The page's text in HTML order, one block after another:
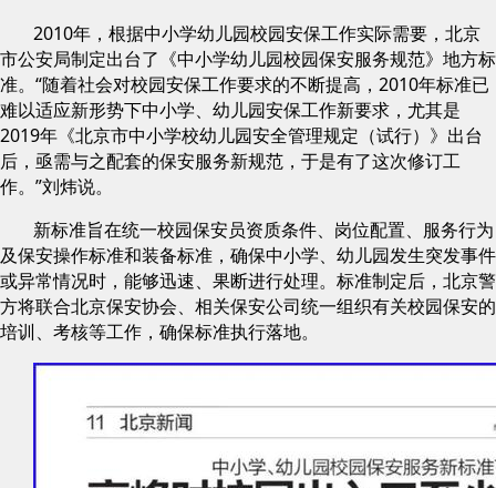
2010年，根据中小学幼儿园校园安保工作实际需要，北京
市公安局制定出台了《中小学幼儿园校园保安服务规范》地方标
准。“随着社会对校园安保工作要求的不断提高，2010年标准已
难以适应新形势下中小学、幼儿园安保工作新要求，尤其是
2019年《北京市中小学校幼儿园安全管理规定（试行）》出台
后，亟需与之配套的保安服务新规范，于是有了这次修订工
作。”刘炜说。
新标准旨在统一校园保安员资质条件、岗位配置、服务行为
及保安操作标准和装备标准，确保中小学、幼儿园发生突发事件
或异常情况时，能够迅速、果断进行处理。标准制定后，北京警
方将联合北京保安协会、相关保安公司统一组织有关校园保安的
培训、考核等工作，确保标准执行落地。